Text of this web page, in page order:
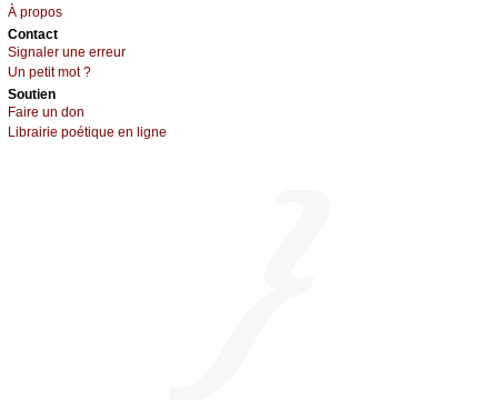
À prоpos
Cоntact
Signaler une errеur
Un pеtit mоt ?
Sоutien
Fаirе un dоn
Librairiе pоétique en lignе